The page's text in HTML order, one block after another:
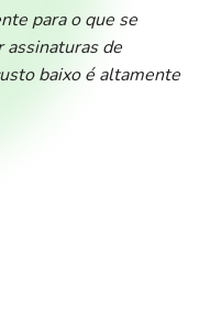
para o que se
assinaturas de
baixo é altamente